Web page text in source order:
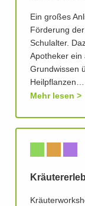
Ein großes
Förderung
Schulalter.
Apotheker ein
Grundwissen
Heilpflanzen…
Mehr lesen